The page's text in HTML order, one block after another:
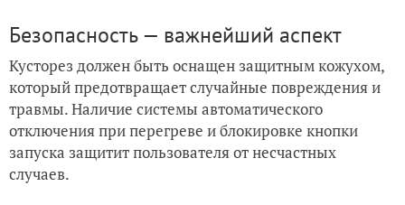
Безопасность — важнейший аспект
Кусторез должен быть оснащен защитным кожухом,
который предотвращает случайные повреждения и
травмы. Наличие системы автоматического
отключения при перегреве и блокировке кнопки
запуска защитит пользователя от несчастных
случаев.